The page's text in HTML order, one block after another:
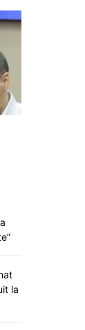
la